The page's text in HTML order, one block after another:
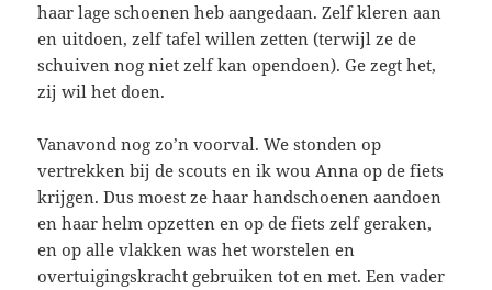
haar lage schoenen heb aangedaan. Zelf kleren aan
en uitdoen, zelf tafel willen zetten (terwijl ze de
schuiven nog niet zelf kan opendoen). Ge zegt het,
zij wil het doen.
Vanavond nog zo’n voorval. We stonden op
vertrekken bij de scouts en ik wou Anna op de fiets
krijgen. Dus moest ze haar handschoenen aandoen
en haar helm opzetten en op de fiets zelf geraken,
en op alle vlakken was het worstelen en
overtuigingskracht gebruiken tot en met. Een vader